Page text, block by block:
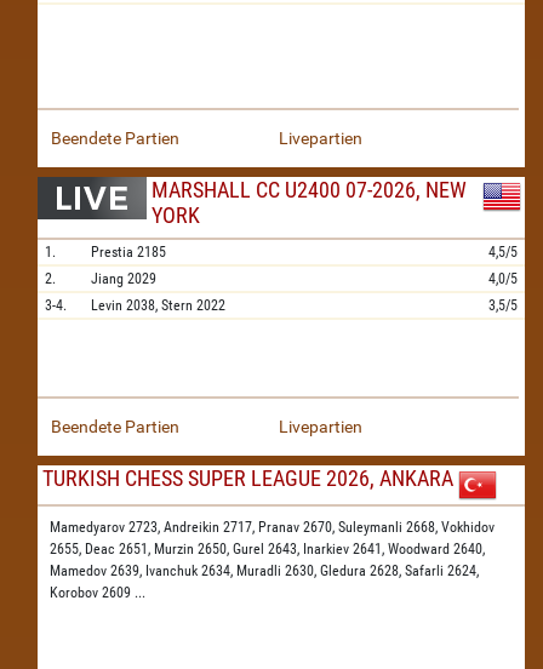
Beendete Partien Livepartien
MARSHALL CC U2400 07-2026, NEW
YORK
1. Prestia 2185
4,5/5
2.
Jiang 2029
4,0/5
3-4.
Levin 2038, Stern 2022 3,5/5
Beendete Partien Livepartien
TURKISH CHESS SUPER LEAGUE 2026, ANKARA
Mamedyarov 2723, Andreikin 2717, Pranav 2670, Suleymanli 2668, Vokhidov
2655, Deac 2651, Murzin 2650, Gurel 2643, Inarkiev 2641, Woodward 2640,
Mamedov 2639, Ivanchuk 2634, Muradli 2630, Gledura 2628, Safarli 2624,
Korobov 2609 ...